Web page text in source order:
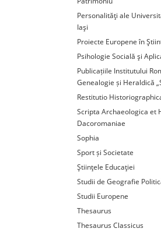
Personalităţi ale
Iaşi
Proiecte Europene în
Psihologie Socială şi
Publicațiile Institutului
Genealogie și Heraldică
Restitutio
Scripta Archaeologica et
Dacoromaniae
Sophia
Sport și Societate
Ştiinţele Educaţiei
Studii de Geografie
Studii Europene
Thesaurus
Thesaurus Classicus